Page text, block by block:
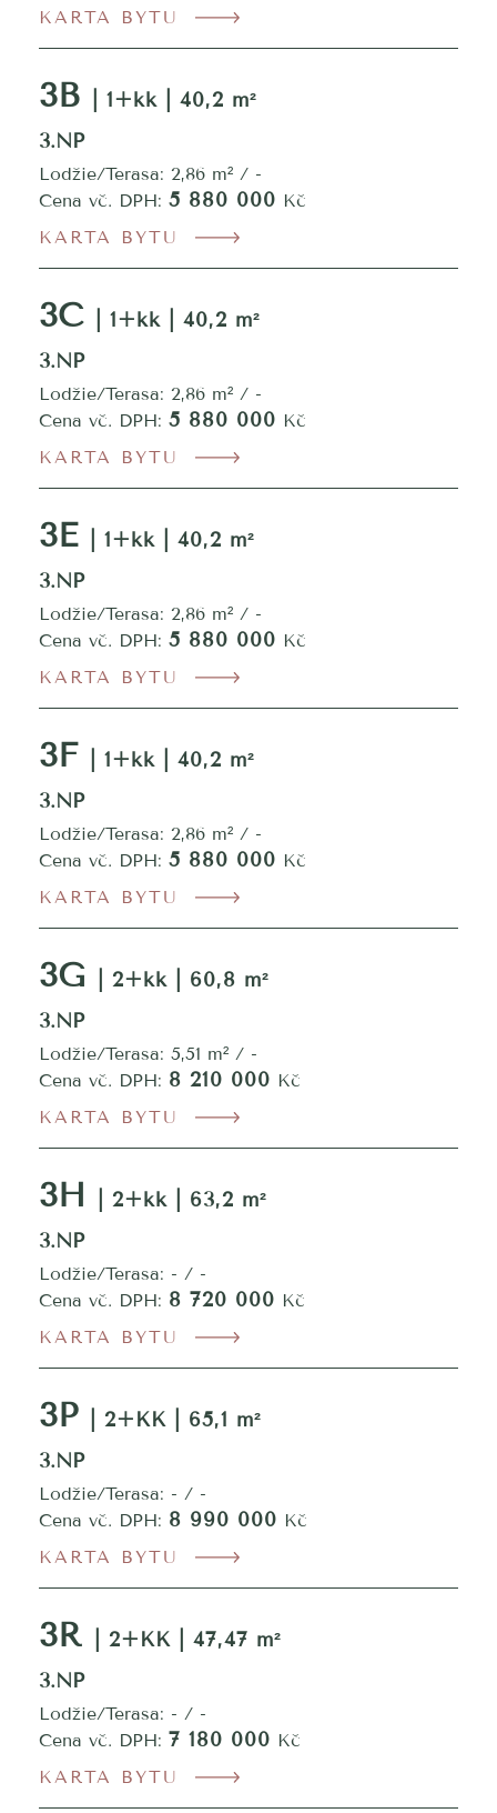
KARTA BYTU
3B
| 1+kk | 40,2 m²
3.NP
Lodžie/Terasa: 2,86 m² / -
Cena vč. DPH: 5 880 000 Kč
KARTA BYTU
3C
| 1+kk | 40,2 m²
3.NP
Lodžie/Terasa: 2,86 m² / -
Cena vč. DPH: 5 880 000 Kč
KARTA BYTU
3E
| 1+kk | 40,2 m²
3.NP
Lodžie/Terasa: 2,86 m² / -
Cena vč. DPH: 5 880 000 Kč
KARTA BYTU
3F
| 1+kk | 40,2 m²
3.NP
Lodžie/Terasa: 2,86 m² / -
Cena vč. DPH: 5 880 000 Kč
KARTA BYTU
3G
| 2+kk | 60,8 m²
3.NP
Lodžie/Terasa: 5,51 m² / -
Cena vč. DPH: 8 210 000 Kč
KARTA BYTU
3H
| 2+kk | 63,2 m²
3.NP
Lodžie/Terasa: - / -
Cena vč. DPH: 8 720 000 Kč
KARTA BYTU
3P
| 2+KK | 65,1 m²
3.NP
Lodžie/Terasa: - / -
Cena vč. DPH: 8 990 000 Kč
KARTA BYTU
3R
| 2+KK | 47,47 m²
3.NP
Lodžie/Terasa: - / -
Cena vč. DPH: 7 180 000 Kč
KARTA BYTU